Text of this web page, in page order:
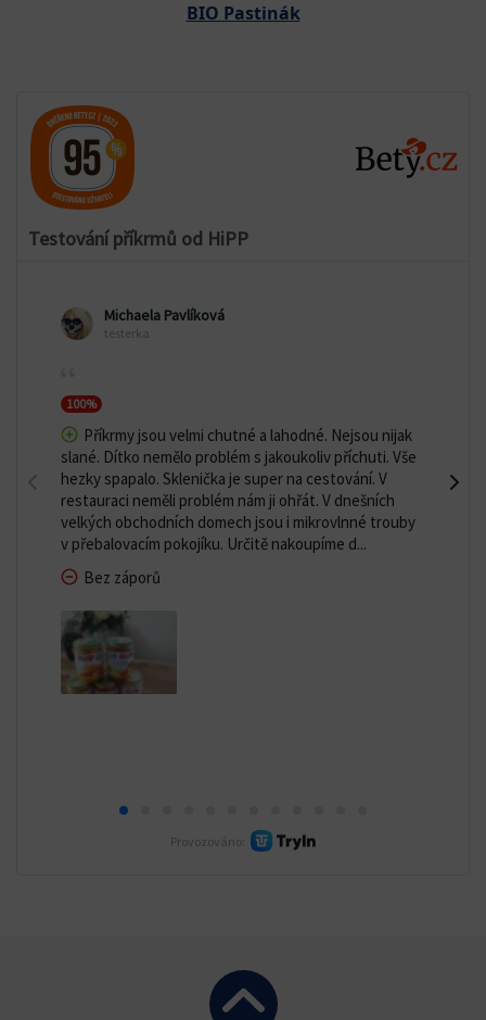
BIO Pastinák